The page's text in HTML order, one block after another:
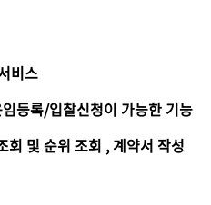
비스
등록/입찰신청이 가능한 기능
회 및 순위 조회 , 계약서 작성